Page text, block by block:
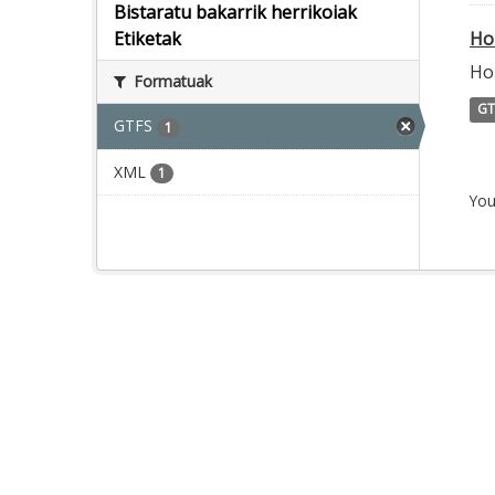
Bistaratu bakarrik herrikoiak
Etiketak
Formatuak
GTFS 1
XML 1